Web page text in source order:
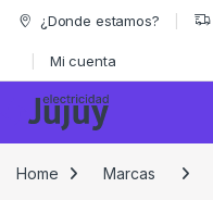
Skip to navigation
Skip to content
¿Donde estamos?
Mi cuenta
Home Marcas